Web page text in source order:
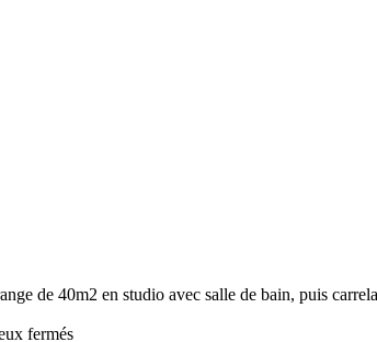
de 40m2 en studio avec salle de bain, puis
fermés